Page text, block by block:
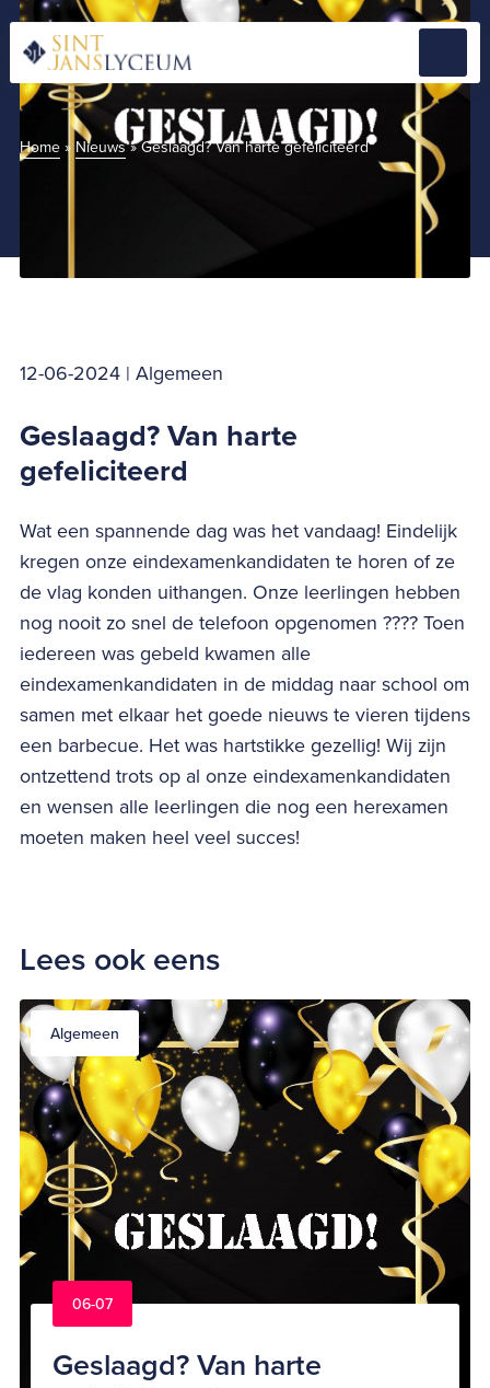
Naar
hoofdinhoud
Home
Home» Nieuws»Geslaagd? Van harte gefeliciteerd
12-06-2024 | Algemeen
Geslaagd? Van harte
gefeliciteerd
Wat een spannende dag was het vandaag! Eindelijk
kregen onze eindexamenkandidaten te horen of ze
de vlag konden uithangen. Onze leerlingen hebben
nog nooit zo snel de telefoon opgenomen ???? Toen
iedereen was gebeld kwamen alle
eindexamenkandidaten in de middag naar school om
samen met elkaar het goede nieuws te vieren tijdens
een barbecue. Het was hartstikke gezellig! Wij zijn
ontzettend trots op al onze eindexamenkandidaten
en wensen alle leerlingen die nog een herexamen
moeten maken heel veel succes!
Lees ook eens
Algemeen
06-07
Geslaagd? Van harte